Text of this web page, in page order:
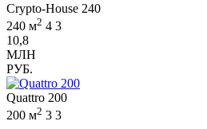
Crypto-House 240
240 м2 4 3
10,8
МЛН
РУБ.
Quattro 200
200 м2 3 3